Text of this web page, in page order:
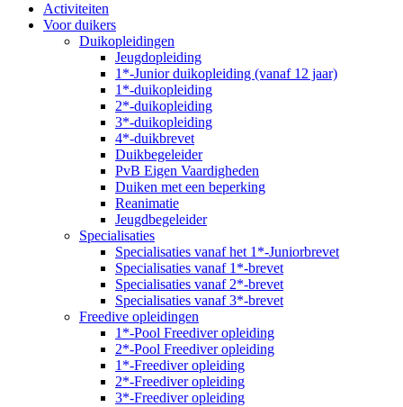
Activiteiten
Voor duikers
Duikopleidingen
Jeugdopleiding
1*-Junior duikopleiding (vanaf 12 jaar)
1*-duikopleiding
2*-duikopleiding
3*-duikopleiding
4*-duikbrevet
Duikbegeleider
PvB Eigen Vaardigheden
Duiken met een beperking
Reanimatie
Jeugdbegeleider
Specialisaties
Specialisaties vanaf het 1*-Juniorbrevet
Specialisaties vanaf 1*-brevet
Specialisaties vanaf 2*-brevet
Specialisaties vanaf 3*-brevet
Freedive opleidingen
1*-Pool Freediver opleiding
2*-Pool Freediver opleiding
1*-Freediver opleiding
2*-Freediver opleiding
3*-Freediver opleiding